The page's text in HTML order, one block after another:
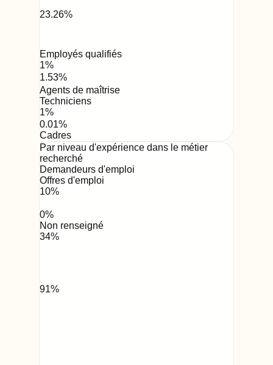
23.26%
Employés qualifiés
1%
1.53%
Agents de maîtrise
Techniciens
1%
0.01%
Cadres
Par niveau d'expérience dans le métier
recherché
Demandeurs d'emploi
Offres d'emploi
10%
0%
Non renseigné
34%
91%